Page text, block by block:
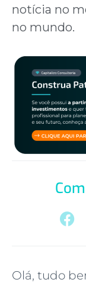
notícia no
no mundo.
Olá, tudo